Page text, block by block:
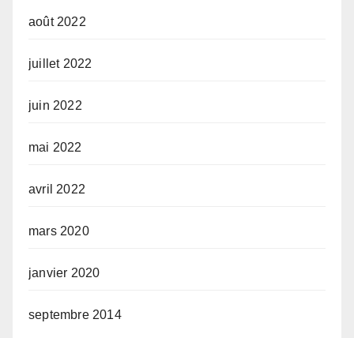
août 2022
juillet 2022
juin 2022
mai 2022
avril 2022
mars 2020
janvier 2020
septembre 2014